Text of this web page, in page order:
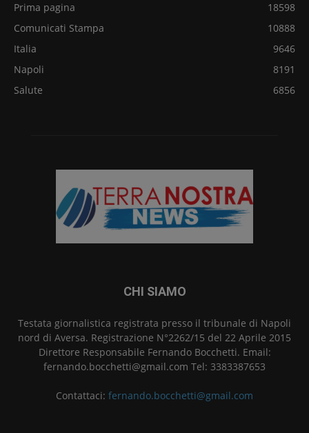
Prima pagina
18598
Comunicati Stampa
10888
Italia
9646
Napoli
8191
Salute
6856
CHI SIAMO
Testata giornalistica registrata presso il tribunale di Napoli
nord di Aversa. Registrazione N°2262/15 del 22 Aprile 2015
Direttore Responsabile Fernando Bocchetti. Email:
fernando.bocchetti@gmail.com Tel: 3383387653
Contattaci: fernando.bocchetti@gmail.com